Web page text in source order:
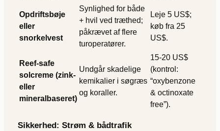
Opdriftsbøje
eller
snorkelvest
Synlighed for både
+ hvil ved træthed;
påkrævet af flere
tur­operatører.
Leje 5 US$;
køb fra 25
US$.
Reef-safe
solcreme (zink-
eller
mineralbaseret)
Undgår skadelige
kemikalier i søgræs
og koraller.
15-20 US$
(kontrol:
“oxybenzone
& octinoxate
free”).
Sikkerhed: Strøm & bådtrafik